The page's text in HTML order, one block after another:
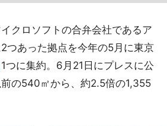
クロソフトの合弁会社であるア
つあった拠点を今年の5月に東京
1つに集約。6月21日にプレスに公
の540㎡から、約2.5倍の1,355